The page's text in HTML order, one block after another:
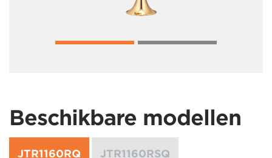
Beschikbare modellen
JTR1160RQ JTR1160RSQ